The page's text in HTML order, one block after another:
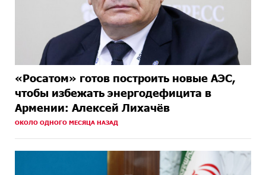
«Росатом» готов построить новые АЭС,
чтобы избежать энергодефицита в
Армении: Алексей Лихачёв
ОКОЛО ОДНОГО МЕСЯЦА НАЗАД